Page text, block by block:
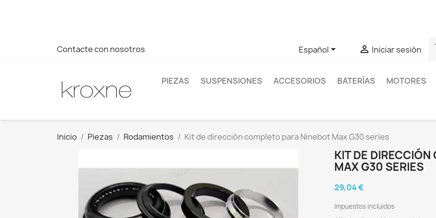
Contacte con nosotros Español  Iniciar sesión
PIEZAS SUSPENSIONES ACCESORIOS BATERÍAS MOTORES
Inicio Piezas Rodamientos Kit de dirección completo para Ninebot Max G30 series
KIT DE
MAX G30 SERIES
29,04 €
Impuestos incluidos